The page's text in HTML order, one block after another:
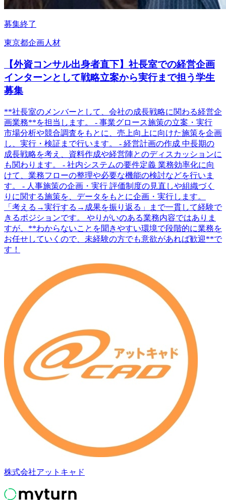
募集終了
東京都企画人材
【外資コンサル出身者直下】社長室での経営企画
インターンとして戦略立案から実行まで担う学生
募集
**社長室のメンバーとして、会社の成長戦略に関わる経営企
画業務**を担当します。 - 事業グロース施策の立案・実行
市場分析や競合調査をもとに、売上向上に向けた施策を企画
し、実行・検証まで行います。 - 経営計画の作成 中長期の
成長戦略を考え、資料作成や経営陣とのディスカッションに
も関わります。 - 社内システムの要件定義 業務効率化に向
けて、業務フローの整理や必要な機能の検討などを行いま
す。 - 人事施策の企画・実行 評価制度の見直しや組織づく
りに関する施策を、データをもとに企画・実行します。
「考える→実行する→成果を振り返る」まで一貫して経験で
きるポジションです。 やりがいのある業務内容ではありま
すが、**わからないことを聞きやすい環境で段階的に業務を
お任せしていくので、未経験の方でも意欲があれば歓迎**で
す！
株式会社アットキャド